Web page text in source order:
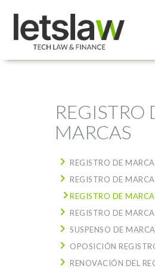
REGISTRO
MARCAS
REGISTRO DE
REGISTRO DE
REGISTRO DE
REGISTRO DE
SUSPENSO DE MARCA
OPOSICIÓN
RENOVACIÓN DEL